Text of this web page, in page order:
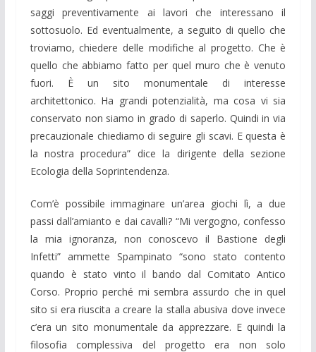
saggi preventivamente ai lavori che interessano il
sottosuolo. Ed eventualmente, a seguito di quello che
troviamo, chiedere delle modifiche al progetto. Che è
quello che abbiamo fatto per quel muro che è venuto
fuori. È un sito monumentale di interesse
architettonico. Ha grandi potenzialità, ma cosa vi sia
conservato non siamo in grado di saperlo. Quindi in via
precauzionale chiediamo di seguire gli scavi. E questa è
la nostra procedura” dice la dirigente della sezione
Ecologia della Soprintendenza.
Com’è possibile immaginare un’area giochi lì, a due
passi dall’amianto e dai cavalli? “Mi vergogno, confesso
la mia ignoranza, non conoscevo il Bastione degli
Infetti” ammette Spampinato “sono stato contento
quando è stato vinto il bando dal Comitato Antico
Corso. Proprio perché mi sembra assurdo che in quel
sito si era riuscita a creare la stalla abusiva dove invece
c’era un sito monumentale da apprezzare. E quindi la
filosofia complessiva del progetto era non solo